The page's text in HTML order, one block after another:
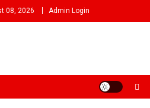
08, 2026 Admin Login